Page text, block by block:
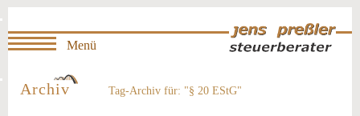
Archiv Tag-Archiv für: "§ 20 EStG"